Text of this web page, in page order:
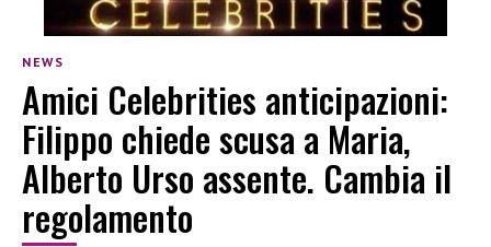
NEWS
Amici Celebrities anticipazioni:
Filippo chiede scusa a Maria,
Alberto Urso assente. Cambia il
regolamento